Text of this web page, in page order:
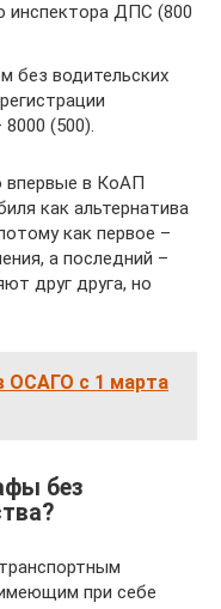
инспектора ДПС (800
без водительских
(500).
впервые в КоАП
как альтернатива
как первое –
а последний –
друг друга, но
ОСАГО с 1 марта
без
при себе